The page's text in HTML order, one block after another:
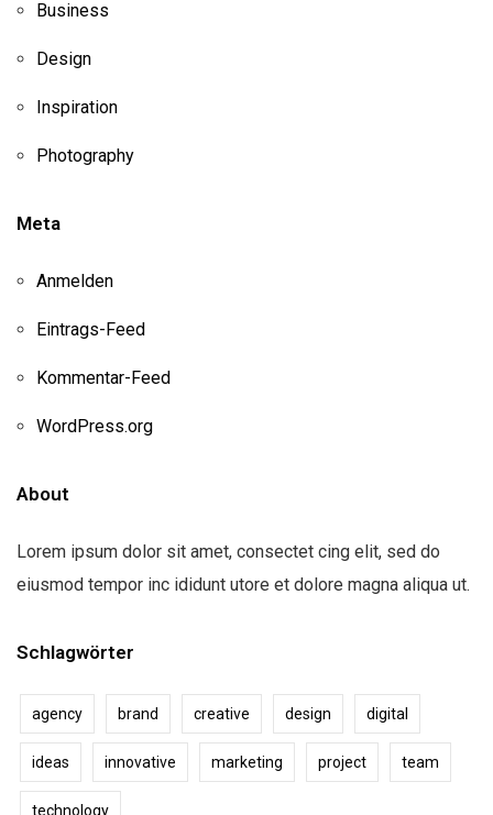
Business
Design
Inspiration
Photography
Meta
Anmelden
Eintrags-Feed
Kommentar-Feed
WordPress.org
About
Lorem ipsum dolor sit amet, consectet cing elit, sed do
eiusmod tempor inc ididunt utore et dolore magna aliqua ut.
Schlagwörter
agency brand creative design digital
ideas innovative marketing project team
technology